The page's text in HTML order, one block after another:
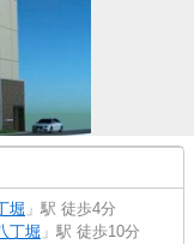
堀 」駅 徒歩4分
丁堀 」駅 徒歩10分